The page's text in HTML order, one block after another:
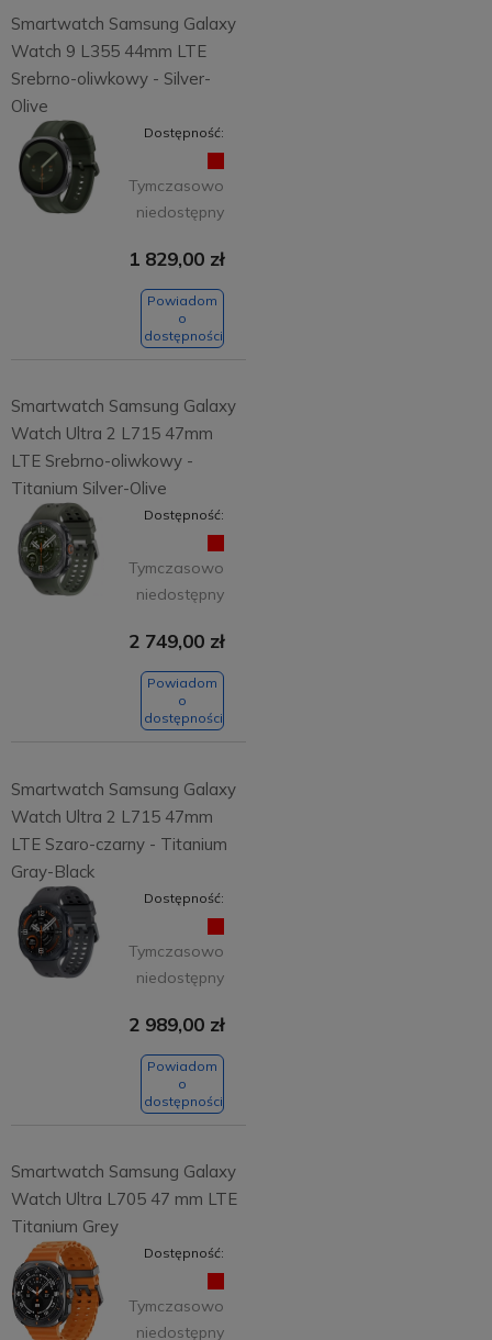
Smartwatch Samsung Galaxy
Watch 9 L355 44mm LTE
Srebrno-oliwkowy - Silver-
Olive
Dostępność:
Tymczasowo
niedostępny
1 829,00 zł
Powiadom
o
dostępności
Smartwatch Samsung Galaxy
Watch Ultra 2 L715 47mm
LTE Srebrno-oliwkowy -
Titanium Silver-Olive
Dostępność:
Tymczasowo
niedostępny
2 749,00 zł
Powiadom
o
dostępności
Smartwatch Samsung Galaxy
Watch Ultra 2 L715 47mm
LTE Szaro-czarny - Titanium
Gray-Black
Dostępność:
Tymczasowo
niedostępny
2 989,00 zł
Powiadom
o
dostępności
Smartwatch Samsung Galaxy
Watch Ultra L705 47 mm LTE
Titanium Grey
Dostępność:
Tymczasowo
niedostępny